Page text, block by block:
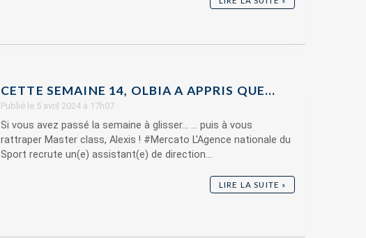
CETTE SEMAINE 14, OLBIA A APPRIS QUE…
Publié le 5 avril 2024 à 17h07
Si vous avez passé la semaine à glisser... ... puis à vous
rattraper Master class, Alexis ! #Mercato L'Agence nationale du
Sport recrute un(e) assistant(e) de direction...
LIRE LA SUITE »